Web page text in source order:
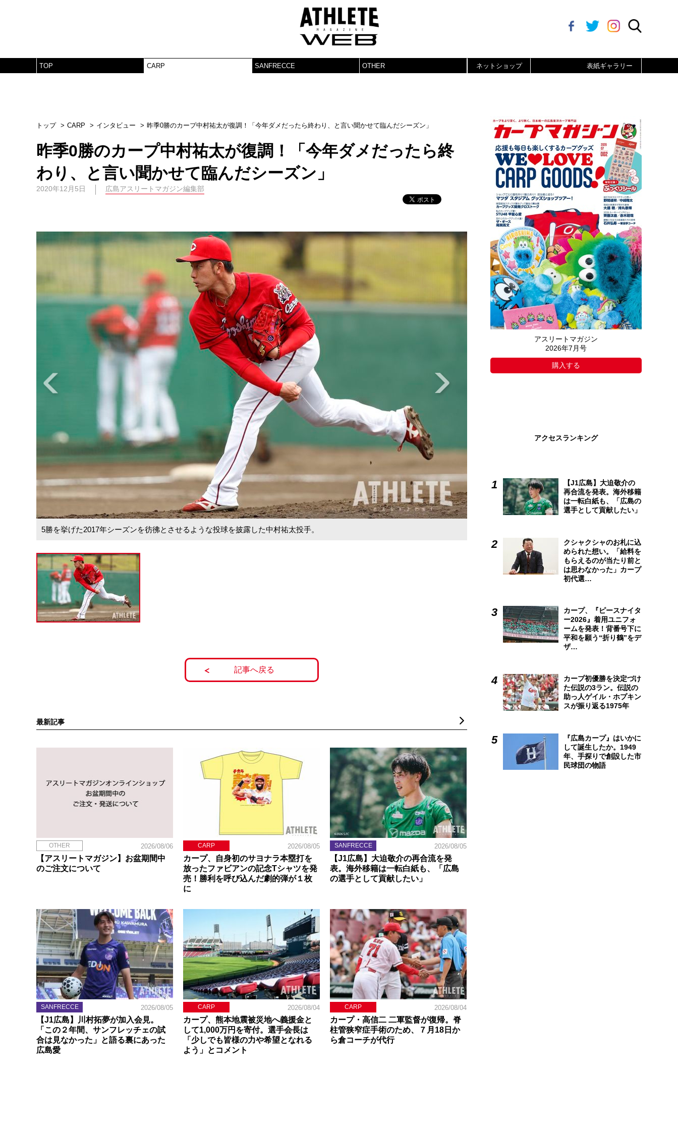
TOP CARP SANFRECCE OTHER ネットショップ 表紙ギャラリー
トップ CARP インタビュー 昨季0勝のカープ中村祐太が復調！「今年ダメだったら終わり、と言い聞かせて臨んだシーズン」
昨季0勝のカープ中村祐太が復調！「今年ダメだったら終
わり、と言い聞かせて臨んだシーズン」
2020年12月5日 広島アスリートマガジン編集部
5勝を挙げた2017年シーズンを彷彿とさせるような投球を披露した中村祐太投手。
記事へ戻る
最新記事
OTHER 2026/08/06
【アスリートマガジン】お盆期間中
のご注文について
CARP 2026/08/05
カープ、自身初のサヨナラ本塁打を
放ったファビアンの記念Tシャツを発
売！勝利を呼び込んだ劇的弾が１枚
に
SANFRECCE 2026/08/05
【J1広島】大迫敬介の再合流を発
表。海外移籍は一転白紙も、「広島
の選手として貢献したい」
SANFRECCE 2026/08/05
【J1広島】川村拓夢が加入会見。
「この２年間、サンフレッチェの試
合は見なかった」と語る裏にあった
広島愛
CARP 2026/08/04
カープ、熊本地震被災地へ義援金と
して1,000万円を寄付。選手会長は
「少しでも皆様の力や希望となれる
よう」とコメント
CARP 2026/08/04
カープ・高信二 二軍監督が復帰。脊
柱管狭窄症手術のため、７月18日か
ら倉コーチが代行
アスリートマガジン
2026年7月号
購入する
アクセスランキング
【J1広島】大迫敬介の
再合流を発表。海外移籍
は一転白紙も、「広島の
選手として貢献したい」
クシャクシャのお札に込
められた想い。「給料を
もらえるのが当たり前と
は思わなかった」カープ
初代選…
カープ、『ピースナイタ
ー2026』着用ユニフォ
ームを発表！背番号下に
平和を願う“折り鶴”をデ
ザ…
カープ初優勝を決定づけ
た伝説の3ラン。伝説の
助っ人ゲイル・ホプキン
スが振り返る1975年
『広島カープ』はいかに
して誕生したか。1949
年、手探りで創設した市
民球団の物語